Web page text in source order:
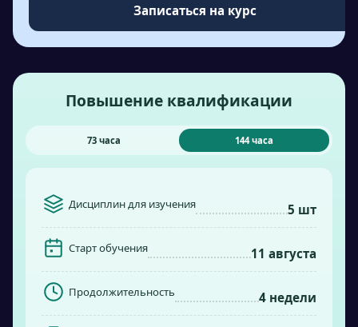
Записаться на курс
Повышение квалификации
73 часа 144 часа
Дисциплин для изучения 5 шт
Старт обучения 11 августа
Продолжительность 4 недели